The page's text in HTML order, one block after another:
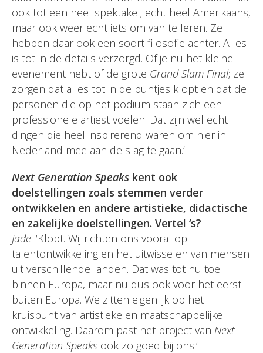
ook tot een heel spektakel; echt heel Amerikaans,
maar ook weer echt iets om van te leren. Ze
hebben daar ook een soort filosofie achter. Alles
is tot in de details verzorgd. Of je nu het kleine
evenement hebt of de grote Grand Slam Final; ze
zorgen dat alles tot in de puntjes klopt en dat de
personen die op het podium staan zich een
professionele artiest voelen. Dat zijn wel echt
dingen die heel inspirerend waren om hier in
Nederland mee aan de slag te gaan.’
Next Generation Speaks kent ook
doelstellingen zoals stemmen verder
ontwikkelen en andere artistieke, didactische
en zakelijke doelstellingen. Vertel ‘s?
Jade: ‘Klopt. Wij richten ons vooral op
talentontwikkeling en het uitwisselen van mensen
uit verschillende landen. Dat was tot nu toe
binnen Europa, maar nu dus ook voor het eerst
buiten Europa. We zitten eigenlijk op het
kruispunt van artistieke en maatschappelijke
ontwikkeling. Daarom past het project van Next
Generation Speaks ook zo goed bij ons.’